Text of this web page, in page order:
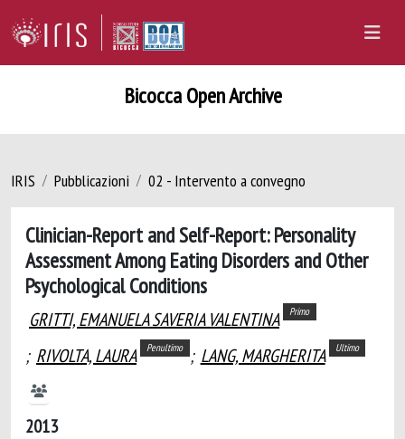
Bicocca Open Archive
IRIS Pubblicazioni 02 - Intervento a convegno
Clinician-Report and Self-Report: Personality
Assessment Among Eating Disorders and Other
Psychological Conditions
GRITTI, EMANUELA SAVERIA VALENTINA Primo
; RIVOLTA, LAURA Penultimo ; LANG, MARGHERITA Ultimo
2013